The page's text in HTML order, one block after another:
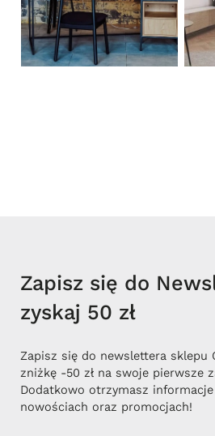
Zapisz się do
zyskaj 50 zł
Zapisz się do newslettera sklepu
zniżkę -50 zł na swoje pierwsze
Dodatkowo otrzymasz
nowościach oraz promocjach!